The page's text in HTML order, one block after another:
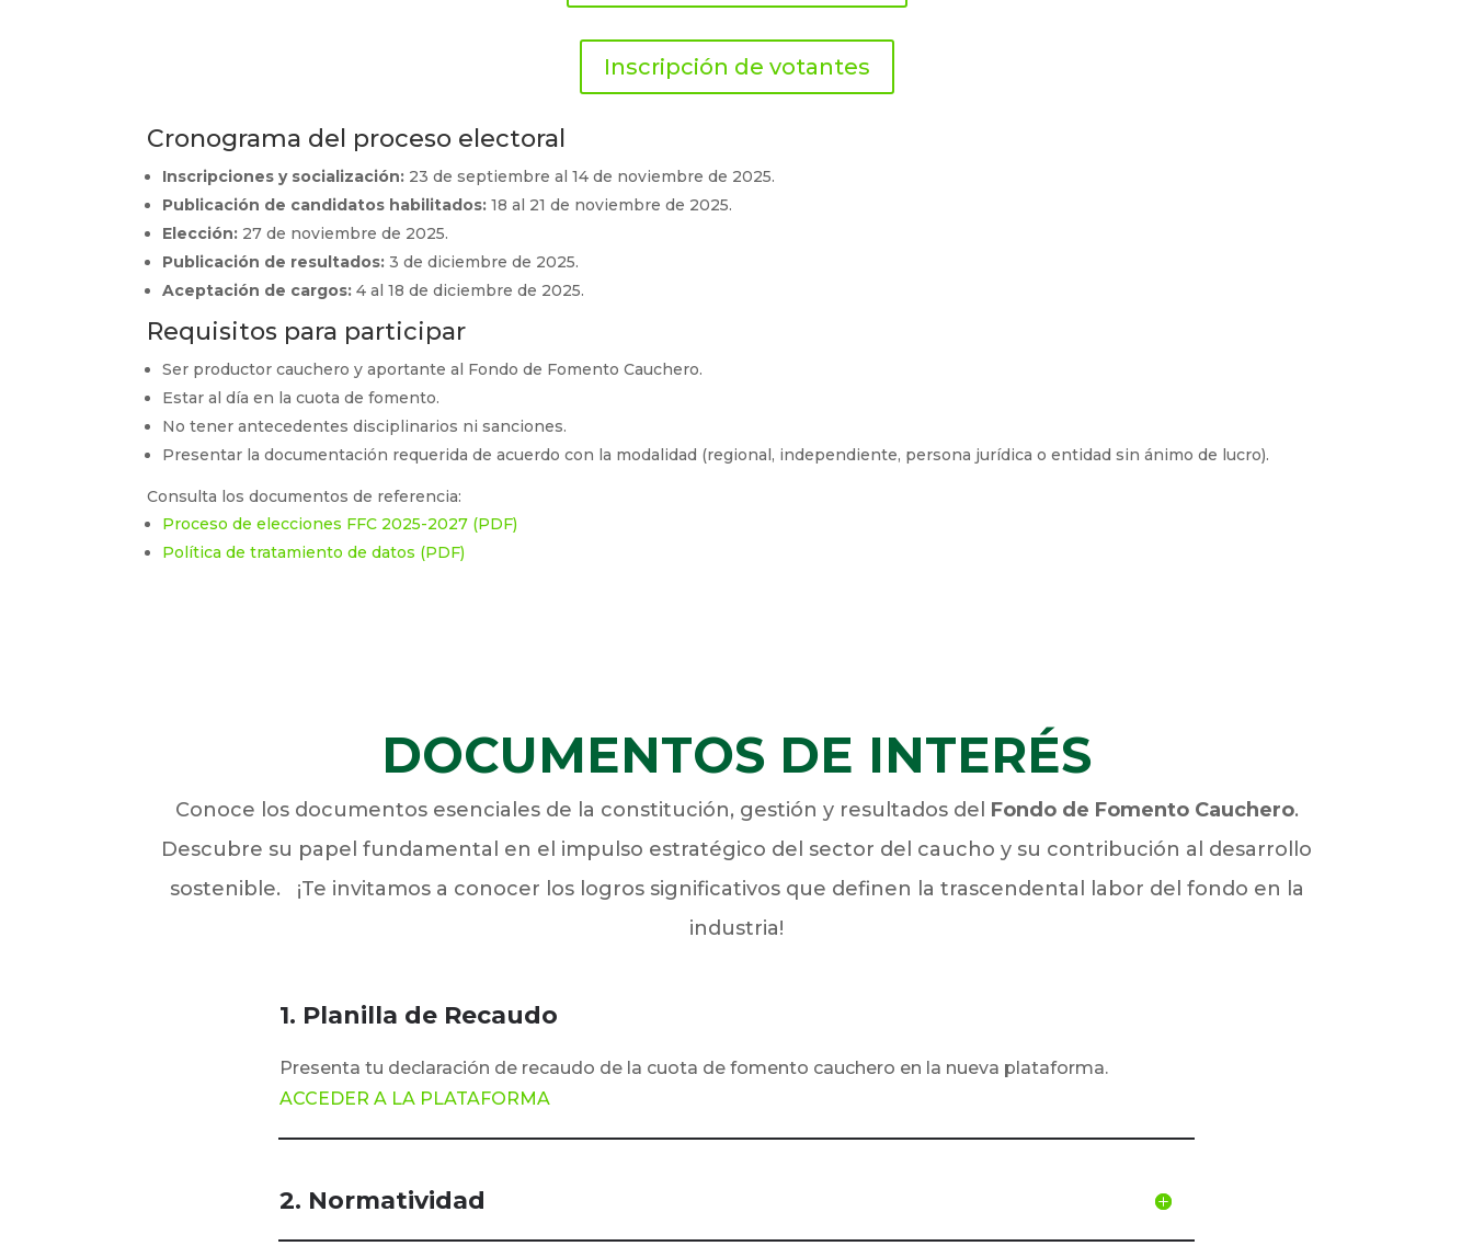
Inscripción de votantes
Cronograma del proceso electoral
Inscripciones y socialización: 23 de septiembre al 14 de noviembre de 2025.
Publicación de candidatos habilitados: 18 al 21 de noviembre de 2025.
Elección: 27 de noviembre de 2025.
Publicación de resultados: 3 de diciembre de 2025.
Aceptación de cargos: 4 al 18 de diciembre de 2025.
Requisitos para participar
Ser productor cauchero y aportante al Fondo de Fomento Cauchero.
Estar al día en la cuota de fomento.
No tener antecedentes disciplinarios ni sanciones.
Presentar la documentación requerida de acuerdo con la modalidad (regional, independiente, persona jurídica o entidad sin ánimo de lucro).
Consulta los documentos de referencia:
Proceso de elecciones FFC 2025-2027 (PDF)
Política de tratamiento de datos (PDF)
DOCUMENTOS DE INTERÉS
Conoce los documentos esenciales de la constitución, gestión y resultados del Fondo de Fomento Cauchero.
Descubre su papel fundamental en el impulso estratégico del sector del caucho y su contribución al desarrollo
sostenible. ¡Te invitamos a conocer los logros significativos que definen la trascendental labor del fondo en la
industria!
1. Planilla de Recaudo
Presenta tu declaración de recaudo de la cuota de fomento cauchero en la nueva plataforma.
ACCEDER A LA PLATAFORMA
2. Normatividad